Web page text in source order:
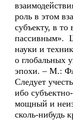
роль в этом
субъекту, в то
пассивным».
науки и
о глобальных
эпохи. – М.:
Следует
ибо
мощный и
сколь-нибудь